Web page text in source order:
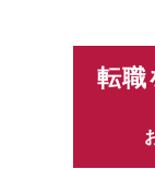
転職